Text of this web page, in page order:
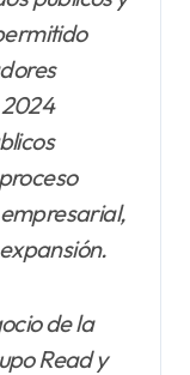
de la
Read y